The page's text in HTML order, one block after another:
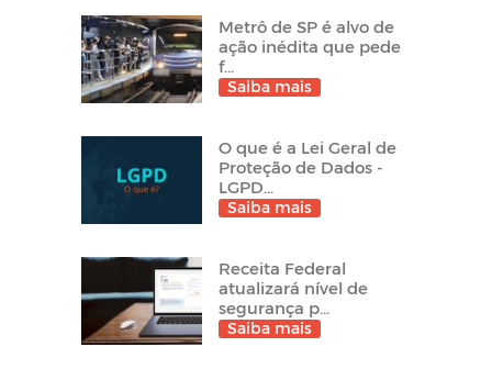
Metrô de SP é alvo de
ação inédita que pede
f...
Saiba mais
O que é a Lei Geral de
Proteção de Dados -
LGPD...
Saiba mais
Receita Federal
atualizará nível de
segurança p...
Saiba mais